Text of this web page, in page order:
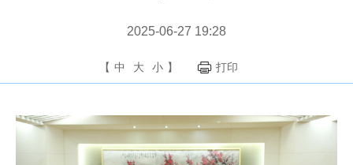
2025-06-27 19:28
【 中 大 小 】 打印